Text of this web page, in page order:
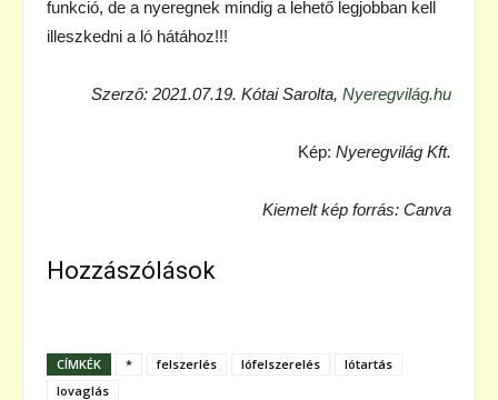
funkció, de a nyeregnek mindig a lehető legjobban kell
illeszkedni a ló hátához!!!
Szerző: 2021.07.19. Kótai Sarolta, Nyeregvilág.hu
Kép: Nyeregvilág Kft.
Kiemelt kép forrás: Canva
Hozzászólások
CÍMKÉK * felszerlés lófelszerelés
lótartás
lovaglás